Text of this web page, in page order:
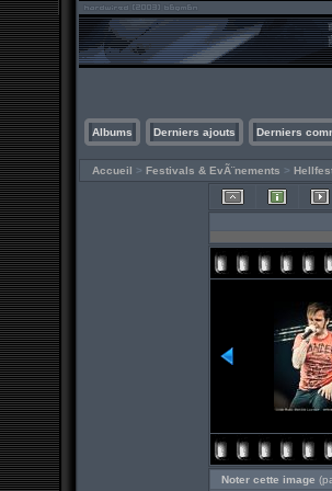
Albums Derniers ajouts Derniers
Accueil > Festivals & EvÃ¨nements >
Noter cette image